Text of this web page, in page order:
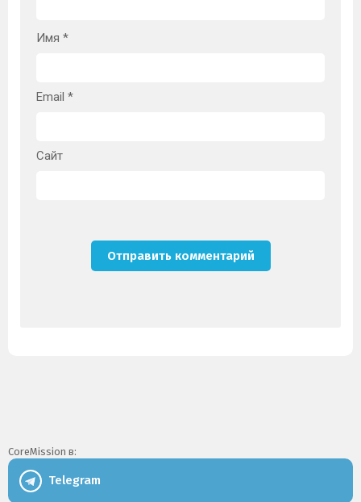
Имя *
Email *
Сайт
CoreMission в:
Telegram